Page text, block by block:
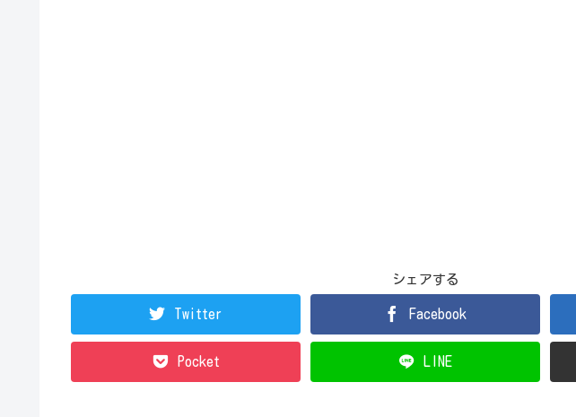
シェアする
Twitter Facebook
Pocket LINE